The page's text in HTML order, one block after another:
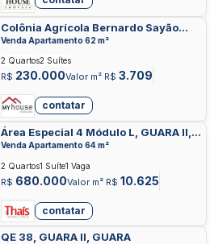
Colônia Agrícola Bernardo Sayão
Chacará 02/04, GUARA II, GUARA
Venda Apartamento 62 m²
R$ 230.000Valor m² R$ 3.709
2 Quartos2 Suítes
contatar
Área Especial 4 Módulo L, GUARA II,
GUARA
Venda Apartamento 64 m²
R$ 680.000Valor m² R$ 10.625
2 Quartos1 Suíte1 Vaga
contatar
QE 38, GUARA II, GUARA